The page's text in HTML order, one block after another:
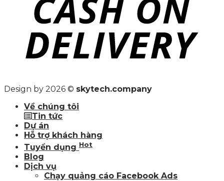
Design by 2026 © skytech.company
Về chúng tôi
Tin tức
Dự án
Hỗ trợ khách hàng
Tuyển dụng Hot
Blog
Dịch vụ
Chạy quảng cáo Facebook Ads